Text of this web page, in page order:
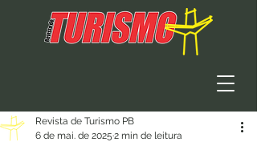
Revista de Turismo PB
6 de mai. de 2025 2 min de leitura